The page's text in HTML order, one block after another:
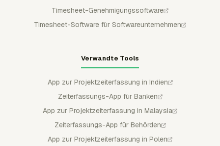
Timesheet-Genehmigungssoftware
Timesheet-Software für Softwareunternehmen
Verwandte Tools
App zur Projektzeiterfassung in Indien
Zeiterfassungs-App für Banken
App zur Projektzeiterfassung in Malaysia
Zeiterfassungs-App für Behörden
App zur Projektzeiterfassung in Polen